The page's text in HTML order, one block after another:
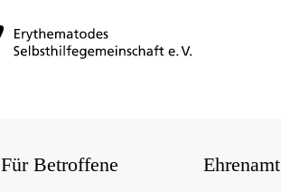
Für Betroffene Ehrenamt